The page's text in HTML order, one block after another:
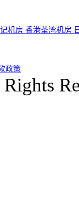
机房 香港荃湾机房
政策